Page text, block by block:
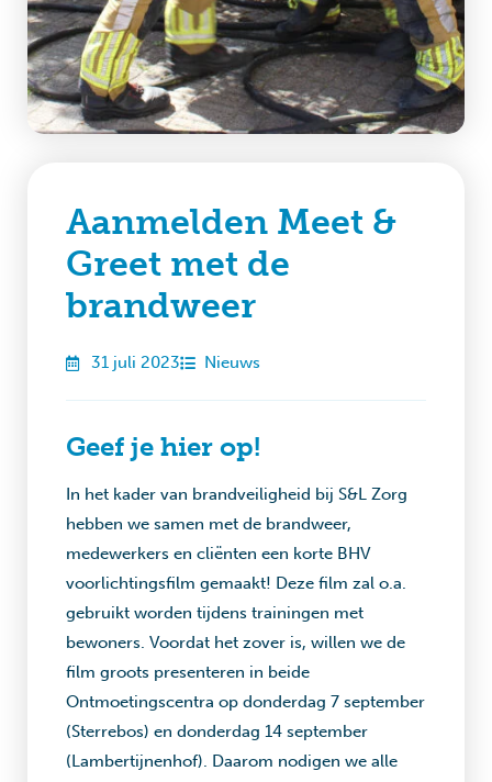
Aanmelden Meet &
Greet met de
brandweer
31 juli 2023 Nieuws
Geef je hier op!
In het kader van brandveiligheid bij S&L Zorg
hebben we samen met de brandweer,
medewerkers en cliënten een korte BHV
voorlichtingsfilm gemaakt! Deze film zal o.a.
gebruikt worden tijdens trainingen met
bewoners. Voordat het zover is, willen we de
film groots presenteren in beide
Ontmoetingscentra op donderdag 7 september
(Sterrebos) en donderdag 14 september
(Lambertijnenhof). Daarom nodigen we alle